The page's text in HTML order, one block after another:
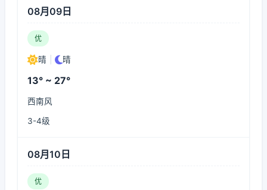
08月09日
优
晴 晴
13° ~ 27°
西南风
3-4级
08月10日
优